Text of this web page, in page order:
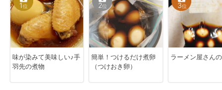
1位
味が染みて美味しい♪手
羽先の煮物
2位
簡単！つけるだけ煮卵
（つけおき卵）
3位
ラーメン屋さん